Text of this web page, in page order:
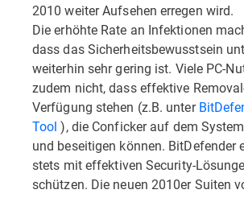
2010 weiter Aufsehen erregen wird.
Die erhöhte Rate an Infektionen
dass das Sicherheitsbewusstsein
weiterhin sehr gering ist. Viele PC-
zudem nicht, dass effektive
Verfügung stehen (z.B. unter
Tool ), die Conficker auf dem
und beseitigen können. BitDefender
stets mit effektiven Security-
schützen. Die neuen 2010er Suiten